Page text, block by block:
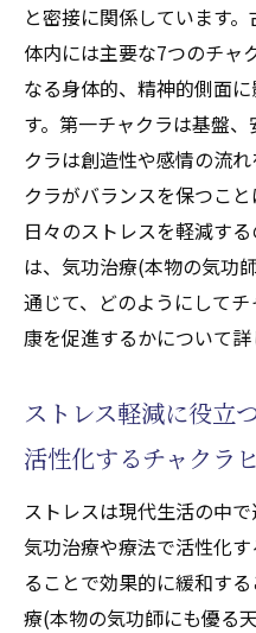
と密接に関係しています。
体内には主要な7つのチャ
なる身体的、精神的側面
す。第一チャクラは基盤
クラは創造性や感情の流
クラがバランスを保つこと
日々のストレスを軽減す
は、気功治療(本物の気功
通じて、どのようにして
康を促進するかについて詳
ストレス軽減に役立
活性化するチャクラ
ストレスは現代生活の中
気功治療や療法で活性化
ることで効果的に緩和す
療(本物の気功師にも優る